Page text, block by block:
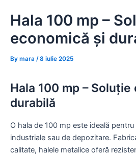
Hala 100 mp –
economică și
By mara /8 iulie 2025
Hala 100 mp –
durabilă
O hala de 100 mp este ideală
industriale sau de depozitare.
calitate, halele metalice oferă